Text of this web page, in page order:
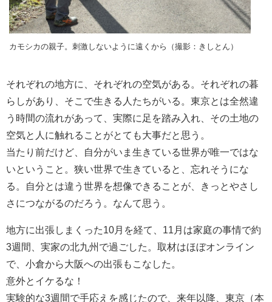
カモシカの親子。刺激しないように遠くから（撮影：きしとん）
それぞれの地方に、それぞれの空気がある。それぞれの暮
らしがあり、そこで生きる人たちがいる。東京とは全然違
う時間の流れがあって、実際に足を踏み入れ、その土地の
空気と人に触れることがとても大事だと思う。
当たり前だけど、自分がいま生きている世界が唯一ではな
いということ。狭い世界で生きていると、忘れそうにな
る。自分とは違う世界を想像できることが、きっとやさし
さにつながるのだろう。なんて思う。
地方に出張しまくった10月を経て、11月は家庭の事情で約
3週間、実家の北九州で過ごした。取材はほぼオンライン
で、小倉から大阪への出張もこなした。
意外とイケるな！
実験的な3週間で手応えを感じたので、来年以降、東京（本